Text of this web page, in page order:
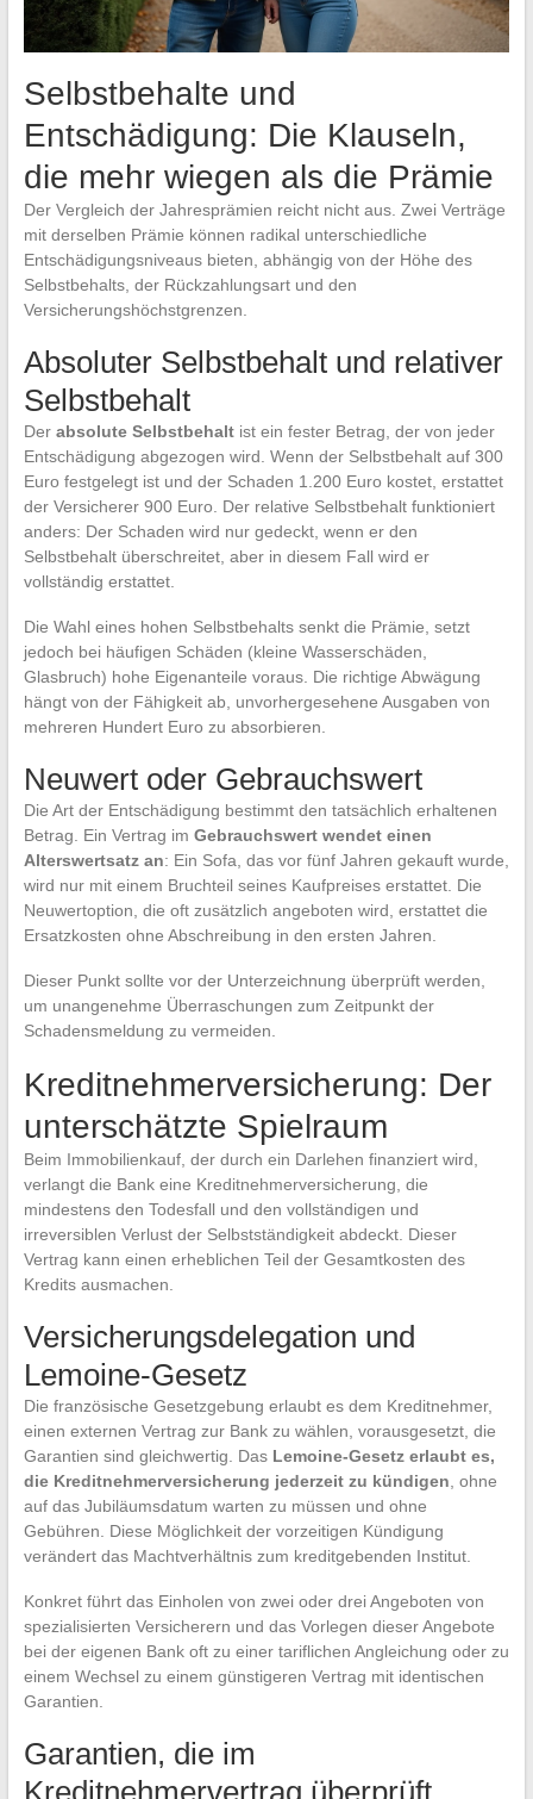
Selbstbehalte und
Entschädigung: Die Klauseln,
die mehr wiegen als die Prämie
Der Vergleich der Jahresprämien reicht nicht aus. Zwei Verträge
mit derselben Prämie können radikal unterschiedliche
Entschädigungsniveaus bieten, abhängig von der Höhe des
Selbstbehalts, der Rückzahlungsart und den
Versicherungshöchstgrenzen.
Absoluter Selbstbehalt und relativer
Selbstbehalt
Der absolute Selbstbehaltist ein fester Betrag, der von jeder
Entschädigung abgezogen wird. Wenn der Selbstbehalt auf 300
Euro festgelegt ist und der Schaden 1.200 Euro kostet, erstattet
der Versicherer 900 Euro. Der relative Selbstbehalt funktioniert
anders: Der Schaden wird nur gedeckt, wenn er den
Selbstbehalt überschreitet, aber in diesem Fall wird er
vollständig erstattet.
Die Wahl eines hohen Selbstbehalts senkt die Prämie, setzt
jedoch bei häufigen Schäden (kleine Wasserschäden,
Glasbruch) hohe Eigenanteile voraus. Die richtige Abwägung
hängt von der Fähigkeit ab, unvorhergesehene Ausgaben von
mehreren Hundert Euro zu absorbieren.
Neuwert oder Gebrauchswert
Die Art der Entschädigung bestimmt den tatsächlich erhaltenen
Betrag. Ein Vertrag im Gebrauchswert wendet einen
Alterswertsatz an: Ein Sofa, das vor fünf Jahren gekauft wurde,
wird nur mit einem Bruchteil seines Kaufpreises erstattet. Die
Neuwertoption, die oft zusätzlich angeboten wird, erstattet die
Ersatzkosten ohne Abschreibung in den ersten Jahren.
Dieser Punkt sollte vor der Unterzeichnung überprüft werden,
um unangenehme Überraschungen zum Zeitpunkt der
Schadensmeldung zu vermeiden.
Kreditnehmerversicherung: Der
unterschätzte Spielraum
Beim Immobilienkauf, der durch ein Darlehen finanziert wird,
verlangt die Bank eine Kreditnehmerversicherung, die
mindestens den Todesfall und den vollständigen und
irreversiblen Verlust der Selbstständigkeit abdeckt. Dieser
Vertrag kann einen erheblichen Teil der Gesamtkosten des
Kredits ausmachen.
Versicherungsdelegation und
Lemoine-Gesetz
Die französische Gesetzgebung erlaubt es dem Kreditnehmer,
einen externen Vertrag zur Bank zu wählen, vorausgesetzt, die
Garantien sind gleichwertig. Das Lemoine-Gesetz erlaubt es,
die Kreditnehmerversicherung jederzeit zu kündigen , ohne
auf das Jubiläumsdatum warten zu müssen und ohne
Gebühren. Diese Möglichkeit der vorzeitigen Kündigung
verändert das Machtverhältnis zum kreditgebenden Institut.
Konkret führt das Einholen von zwei oder drei Angeboten von
spezialisierten Versicherern und das Vorlegen dieser Angebote
bei der eigenen Bank oft zu einer tariflichen Angleichung oder zu
einem Wechsel zu einem günstigeren Vertrag mit identischen
Garantien.
Garantien, die im
Kreditnehmervertrag überprüft